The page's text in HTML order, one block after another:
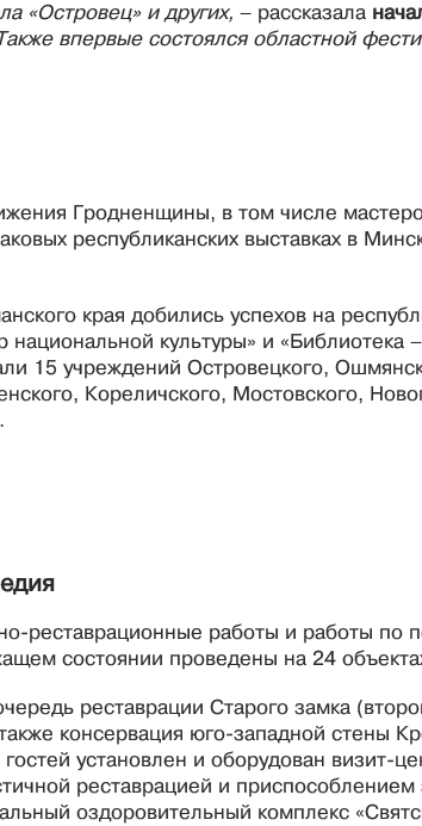
«Островец» и других, – рассказала
впервые состоялся областной
Гродненщины, в том числе
республиканских выставках в
края добились успехов на
национальной культуры» и «Библиотека
15 учреждений Островецкого,
Кореличского, Мостовского,
реставрационные работы и работы по
состоянии проведены на 24
реставрации Старого замка
консервация юго-западной стены
гостей установлен и оборудован
реставрацией и
оздоровительный комплекс